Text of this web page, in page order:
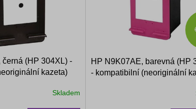
černá (HP 304XL) -
kazeta)
Skladem
HP N9K07AE, barevná (HP
- kompatibilní (neoriginální